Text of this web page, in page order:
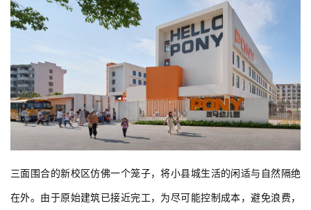
三面围合的新校区仿佛一个笼子，将小县城生活的闲适与自然隔绝
在外。由于原始建筑已接近完工，为尽可能控制成本，避免浪费，